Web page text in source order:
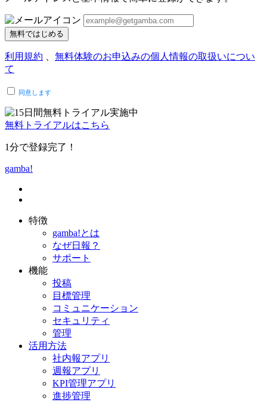
無料ではじめる
利用規約
無料体験のお申込みの個人情報の取扱いについ
て
同意します
無料トライアルはこちら
1分で登録完了！
gamba!
特徴
gamba!とは
なぜ日報？
サポート
機能
投稿
目標管理
コミュニケーション
セキュリティ
管理
活用方法
社内報アプリ
週報アプリ
KPI管理アプリ
進捗管理